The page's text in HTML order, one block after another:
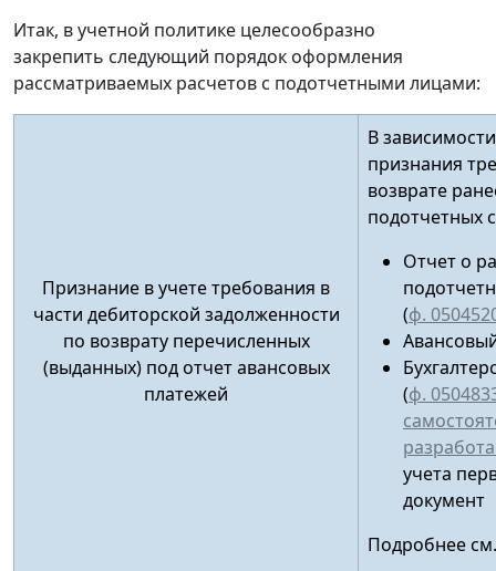
Итак, в учетной политике целесообразно
закрепить следующий порядок оформления
рассматриваемых расчетов с подотчетными лицами:
Признание в учете требования в
части дебиторской задолженности
по возврату перечисленных
(выданных) под отчет авансовых
платежей
В
признания
возврате
подотчетных
Отчет о
(ф.
(ф.
учета
документ
Подробнее